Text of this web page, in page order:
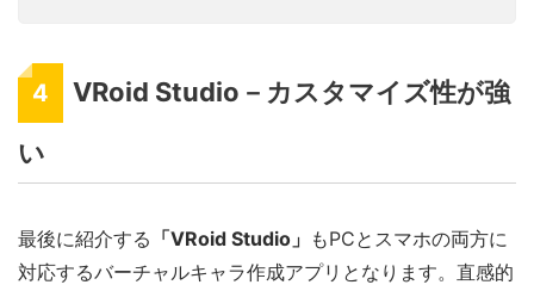
4
VRoid Studio－カスタマイズ性が強
い
最後に紹介する 「VRoid Studio」 もPCとスマホの両方に
対応するバーチャルキャラ作成アプリとなります。直感的